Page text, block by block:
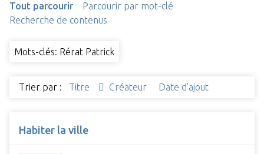
Tout parcourir
Parcourir par mot-clé
Recherche de contenus
Mots-clés: Rérat Patrick
Trier par : Titre Créateur Date d'ajout
Habiter la ville